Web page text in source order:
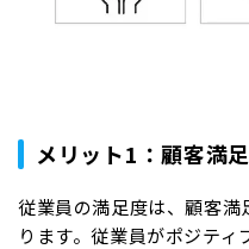
メリット1：顧客満
従業員の満足度は、顧客満
ります。従業員がポジテ